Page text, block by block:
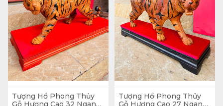
Tượng Hổ Phong Thủy
Tượng Hổ Phong Thủy